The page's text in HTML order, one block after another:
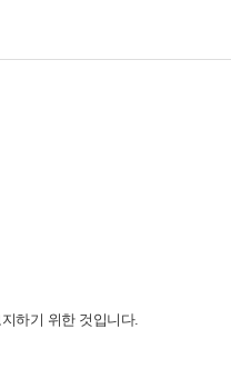
하기 위한 것입니다.